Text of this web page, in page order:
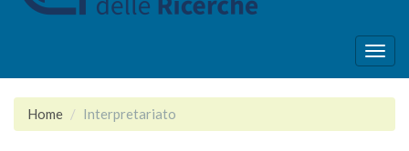
Home Interpretariato